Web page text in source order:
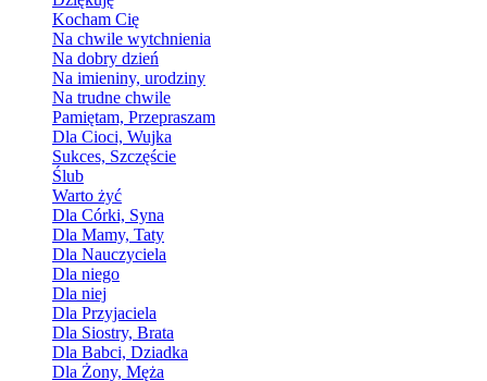
Kocham Cię
Na chwile wytchnienia
Na dobry dzień
Na imieniny, urodziny
Na trudne chwile
Pamiętam, Przepraszam
Dla Cioci, Wujka
Sukces, Szczęście
Ślub
Warto żyć
Dla Córki, Syna
Dla Mamy, Taty
Dla Nauczyciela
Dla niego
Dla niej
Dla Przyjaciela
Dla Siostry, Brata
Dla Babci, Dziadka
Dla Żony, Męża